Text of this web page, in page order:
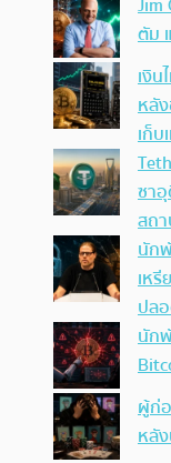
ตัม
เงิน
หลั
เก็
ซา
สถ
นัก
เห
ปล
นัก
ผู้ก่
หลั